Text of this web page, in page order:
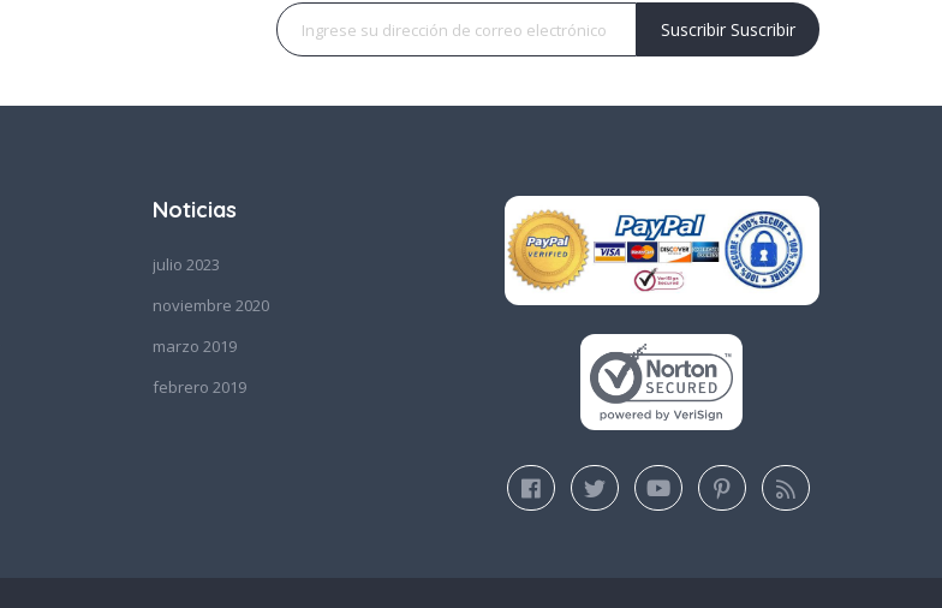
Suscribir Suscribir
Noticias
julio 2023
noviembre 2020
marzo 2019
febrero 2019